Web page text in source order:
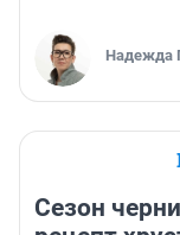
Надежда
Сезон